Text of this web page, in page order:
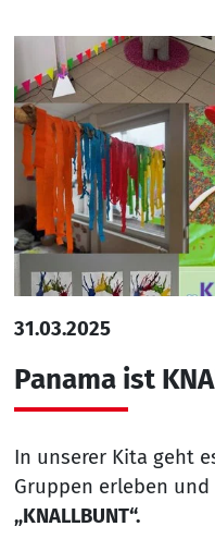
31.03.2025
Panama ist
In unserer Kita geht
Gruppen erleben
„KNALLBUNT“.